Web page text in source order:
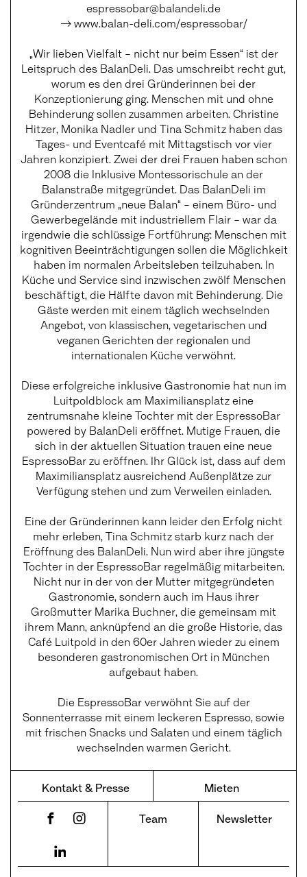
espressobar@balandeli.de
→ www.balan-deli.com/espressobar/
„Wir lieben Vielfalt – nicht nur beim Essen“ ist der
Leitspruch des BalanDeli. Das umschreibt recht gut,
worum es den drei Gründerinnen bei der
Konzeptionierung ging. Menschen mit und ohne
Behinderung sollen zusammen arbeiten. Christine
Hitzer, Monika Nadler und Tina Schmitz haben das
Tages- und Eventcafé mit Mittagstisch vor vier
Jahren konzipiert. Zwei der drei Frauen haben schon
2008 die Inklusive Montessorischule an der
Balanstraße mitgegründet. Das BalanDeli im
Gründerzentrum „neue Balan“ – einem Büro- und
Gewerbegelände mit industriellem Flair – war da
irgendwie die schlüssige Fortführung: Menschen mit
kognitiven Beeinträchtigungen sollen die Möglichkeit
haben im normalen Arbeitsleben teilzuhaben. In
Küche und Service sind inzwischen zwölf Menschen
beschäftigt, die Hälfte davon mit Behinderung. Die
Gäste werden mit einem täglich wechselnden
Angebot, von klassischen, vegetarischen und
veganen Gerichten der regionalen und
internationalen Küche verwöhnt.
Diese erfolgreiche inklusive Gastronomie hat nun im
Luitpoldblock am Maximiliansplatz eine
zentrumsnahe kleine Tochter mit der EspressoBar
powered by BalanDeli eröffnet. Mutige Frauen, die
sich in der aktuellen Situation trauen eine neue
EspressoBar zu eröffnen. Ihr Glück ist, dass auf dem
Maximiliansplatz ausreichend Außenplätze zur
Verfügung stehen und zum Verweilen einladen.
Eine der Gründerinnen kann leider den Erfolg nicht
mehr erleben, Tina Schmitz starb kurz nach der
Eröffnung des BalanDeli. Nun wird aber ihre jüngste
Tochter in der EspressoBar regelmäßig mitarbeiten.
Nicht nur in der von der Mutter mitgegründeten
Gastronomie, sondern auch im Haus ihrer
Großmutter Marika Buchner, die gemeinsam mit
ihrem Mann, anknüpfend an die große Historie, das
Café Luitpold in den 60er Jahren wieder zu einem
besonderen gastronomischen Ort in München
aufgebaut haben.
Die EspressoBar verwöhnt Sie auf der
Sonnenterrasse mit einem leckeren Espresso, sowie
mit frischen Snacks und Salaten und einem täglich
wechselnden warmen Gericht.
Kontakt & Presse Mieten
Team Newsletter